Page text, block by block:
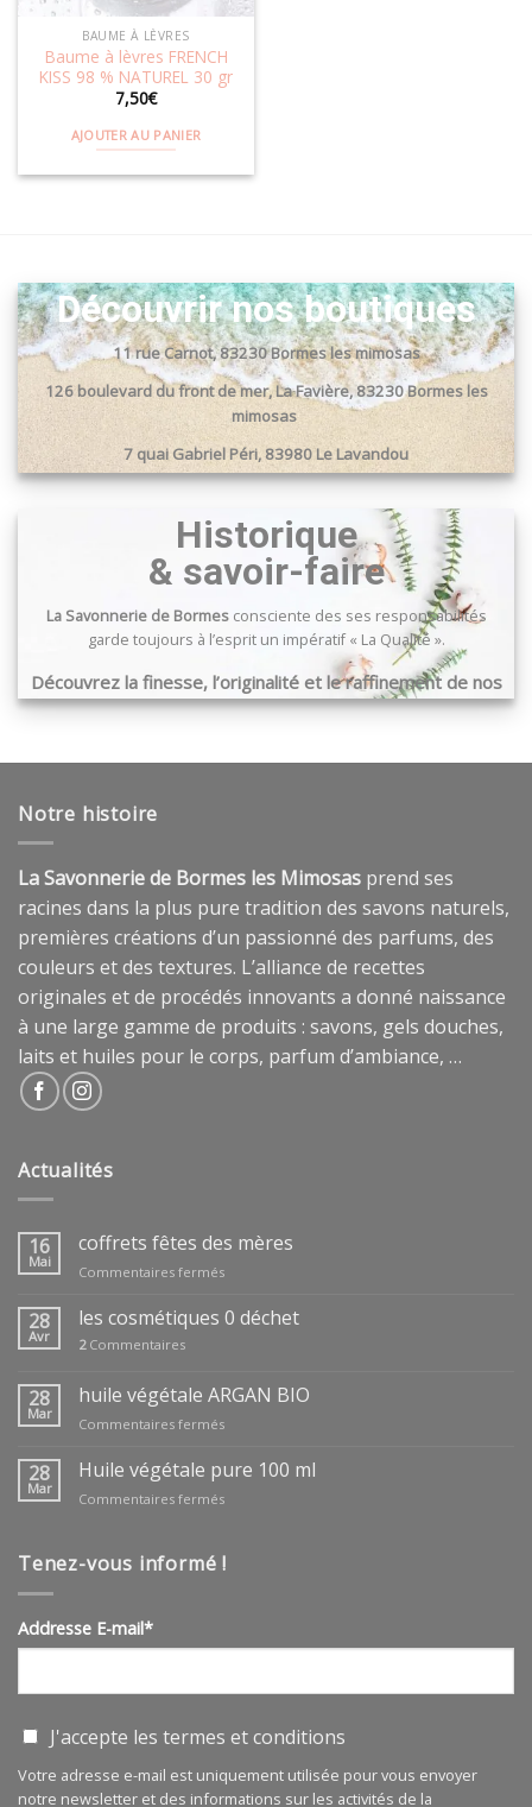
BAUME À LÈVRES
Baume à lèvres FRENCH
KISS 98 % NATUREL 30 gr
7,50€
AJOUTER AU PANIER
Découvrir nos boutiques
11 rue Carnot, 83230 Bormes les mimosas
126 boulevard du front de mer, La Favière, 83230 Bormes les
mimosas
7 quai Gabriel Péri, 83980 Le Lavandou
Historique
& savoir-faire
La Savonnerie de Bormesconsciente des ses responsabilités
garde toujours à l’esprit un impératif « La Qualité ».
Découvrez la finesse, l’originalité et le raffinement de nos
produits …
Notre histoire
La Savonnerie de Bormes les Mimosas prend ses
racines dans la plus pure tradition des savons naturels,
premières créations d’un passionné des parfums, des
couleurs et des textures. L’alliance de recettes
originales et de procédés innovants a donné naissance
à une large gamme de produits : savons, gels douches,
laits et huiles pour le corps, parfum d’ambiance, …
Actualités
16
Mai
coffrets fêtes des mères
Commentaires ferméssur
fêtes
28
Avr
les cosmétiques 0 déchet
2Commentaires
28
Mar
huile végétale ARGAN BIO
Commentaires ferméssur
végétale
BIO
28
Mar
Huile végétale pure 100 ml
Commentaires ferméssur
pure
Tenez-vous informé !
Addresse E-mail*
J'accepte les termes et conditions
Votre adresse e-mail est uniquement utilisée pour vous envoyer
notre newsletter et des informations sur les activités de la